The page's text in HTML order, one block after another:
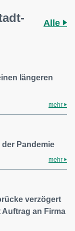
Alle
längeren
mehr
Pandemie
mehr
verzögert
an Firma